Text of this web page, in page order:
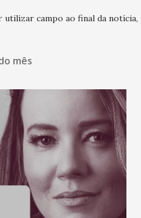
campo ao final da notícia,
mês